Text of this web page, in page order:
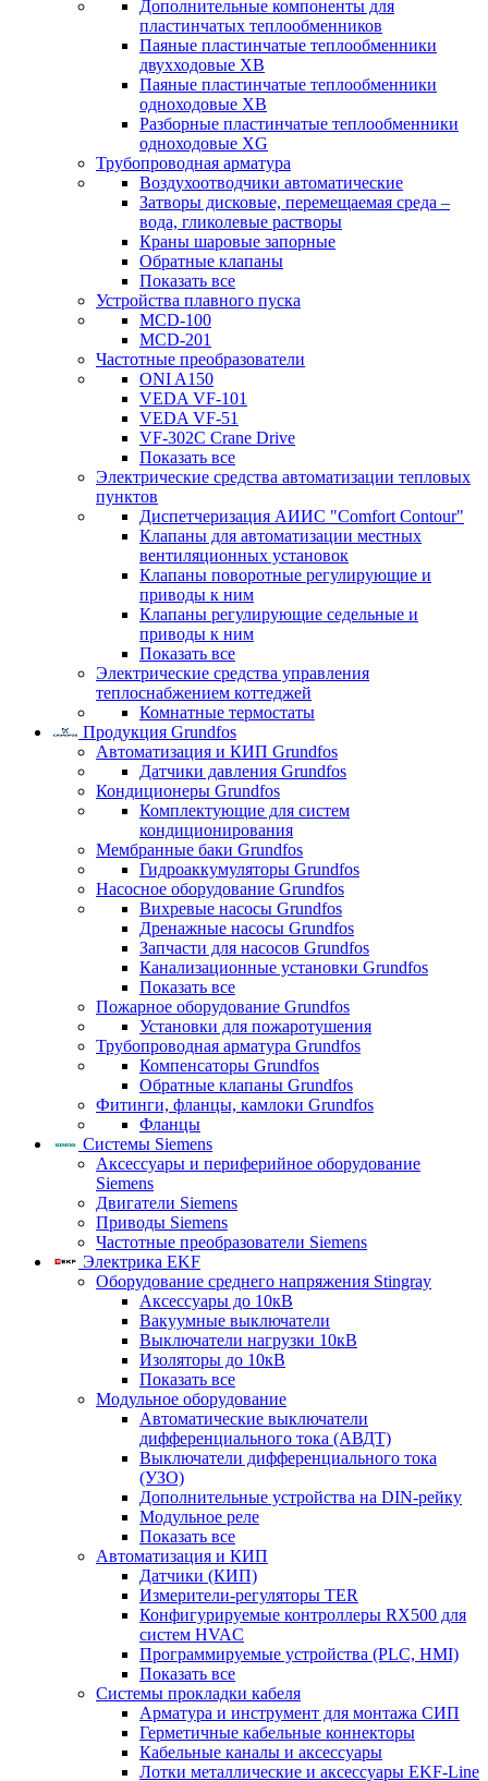
Дополнительные компоненты для
пластинчатых теплообменников
Паяные пластинчатые теплообменники
двухходовые XB
Паяные пластинчатые теплообменники
одноходовые ХВ
Разборные пластинчатые теплообменники
одноходовые ХG
Трубопроводная арматура
Воздухоотводчики автоматические
Затворы дисковые, перемещаемая среда –
вода, гликолевые растворы
Краны шаровые запорные
Обратные клапаны
Показать все
Устройства плавного пуска
MCD-100
MCD-201
Частотные преобразователи
ONI A150
VEDA VF-101
VEDA VF-51
VF-302C Crane Drive
Показать все
Электрические средства автоматизации тепловых
пунктов
Диспетчеризация АИИС "Comfort Contour"
Клапаны для автоматизации местных
вентиляционных установок
Клапаны поворотные регулирующие и
приводы к ним
Клапаны регулирующие седельные и
приводы к ним
Показать все
Электрические средства управления
теплоснабжением коттеджей
Комнатные термостаты
Продукция Grundfos
Автоматизация и КИП Grundfos
Датчики давления Grundfos
Кондиционеры Grundfos
Комплектующие для систем
кондиционирования
Мембранные баки Grundfos
Гидроаккумуляторы Grundfos
Насосное оборудование Grundfos
Вихревые насосы Grundfos
Дренажные насосы Grundfos
Запчасти для насосов Grundfos
Канализационные установки Grundfos
Показать все
Пожарное оборудование Grundfos
Установки для пожаротушения
Трубопроводная арматура Grundfos
Компенсаторы Grundfos
Обратные клапаны Grundfos
Фитинги, фланцы, камлоки Grundfos
Фланцы
Системы Siemens
Аксессуары и периферийное оборудование
Siemens
Двигатели Siemens
Приводы Siemens
Частотные преобразователи Siemens
Электрика EKF
Оборудование среднего напряжения Stingray
Аксессуары до 10кВ
Вакуумные выключатели
Выключатели нагрузки 10кВ
Изоляторы до 10кВ
Показать все
Модульное оборудование
Автоматические выключатели
дифференциального тока (АВДТ)
Выключатели дифференциального тока
(УЗО)
Дополнительные устройства на DIN-рейку
Модульное реле
Показать все
Автоматизация и КИП
Датчики (КИП)
Измерители-регуляторы TER
Конфигурируемые контроллеры RX500 для
систем HVAC
Программируемые устройства (PLC, HMI)
Показать все
Системы прокладки кабеля
Арматура и инструмент для монтажа СИП
Герметичные кабельные коннекторы
Кабельные каналы и аксессуары
Лотки металлические и аксессуары EKF-Line